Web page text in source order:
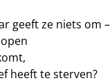
geeft ze niets om –
heeft te sterven?